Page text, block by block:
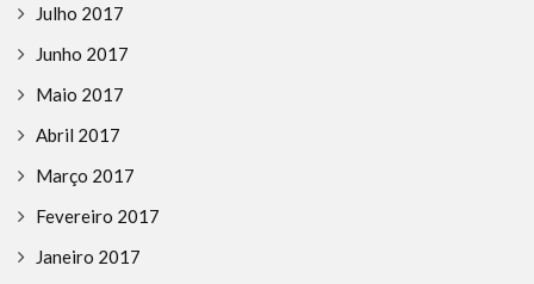
Julho 2017
Junho 2017
Maio 2017
Abril 2017
Março 2017
Fevereiro 2017
Janeiro 2017